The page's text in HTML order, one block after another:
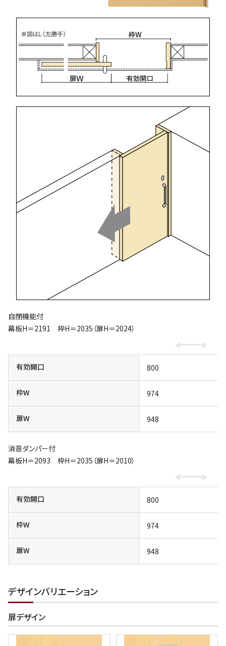
自閉機能付
幕板H＝2191 枠H＝2035（扉H＝2024）
有効開口 800
枠W 974
扉W 948
消音ダンパー付
幕板H＝2093 枠H＝2035（扉H＝2010）
有効開口 800
枠W 974
扉W 948
デザインバリエーション
扉デザイン